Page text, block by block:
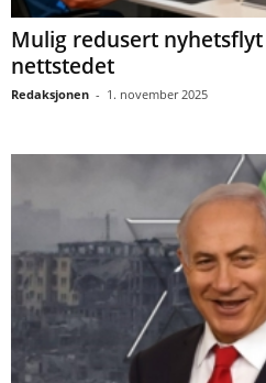
Mulig redusert
nettstedet
Redaksjonen - 1. november 2025